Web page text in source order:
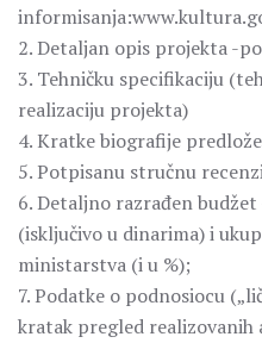
2. Detaljan opis projekta -
3. Tehničku specifikaciju
realizaciju projekta)
4. Kratke biografije
5. Potpisanu stručnu
6. Detaljno razrađen
(isključivo u dinarima) i
ministarstva (i u %);
7. Podatke o podnosiocu
kratak pregled